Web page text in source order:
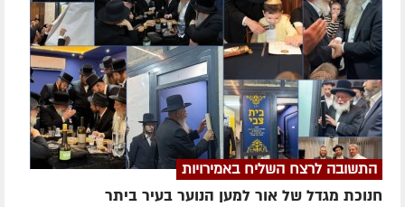
התשובה לרצח השליח באמירויות
חנוכת מגדל של אור למען הנוער בעיר ביתר